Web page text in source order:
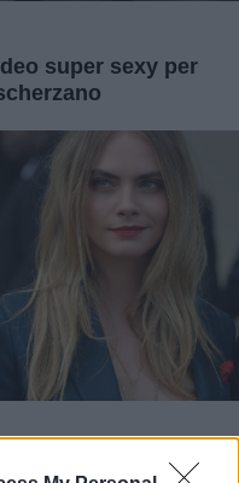
super sexy per
più famose di